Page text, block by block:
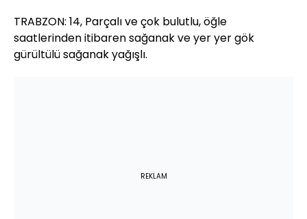
TRABZON: 14, Parçalı ve çok bulutlu, öğle
saatlerinden itibaren sağanak ve yer yer gök
gürültülü sağanak yağışlı.
REKLAM